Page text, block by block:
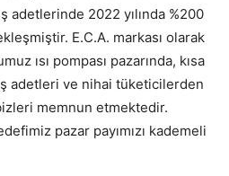
adetlerinde 2022 yılında %200
E.C.A. markası olarak
ısı pompası pazarında, kısa
adetleri ve nihai tüketicilerden
memnun etmektedir.
pazar payımızı kademeli